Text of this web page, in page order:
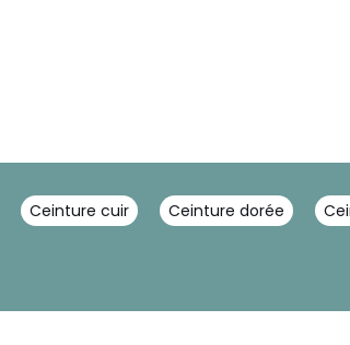
Ceinture cuir Ceinture dorée